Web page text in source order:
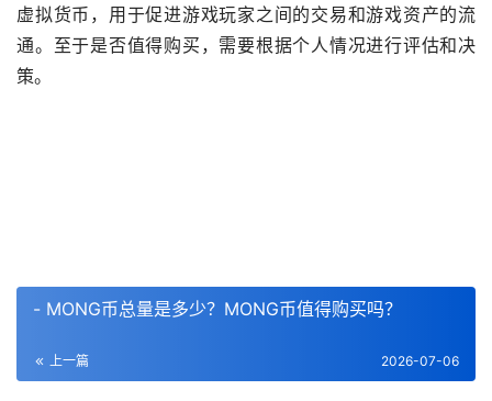
虚拟货币，用于促进游戏玩家之间的交易和游戏资产的流
通。至于是否值得购买，需要根据个人情况进行评估和决
策。
- MONG币总量是多少？MONG币值得购买吗？
上一篇 2026-07-06